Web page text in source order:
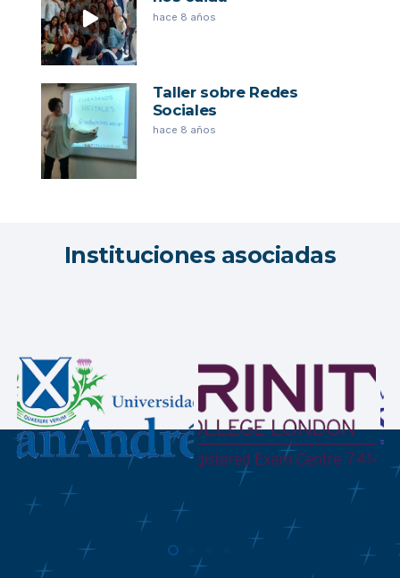
hace 8 años
Taller sobre Redes
Sociales
hace 8 años
Instituciones asociadas